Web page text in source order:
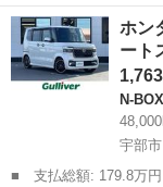
ー名： ホンダ ■ 車
名： ファン 純正ナ
クカメラ ...
山口 山口市 ホ
ホン
ート
N-BOX
宇部市
■ 支払総額: 179.8万円 ■ 車両本体価格： 1,763,000 円 ■ メーカ